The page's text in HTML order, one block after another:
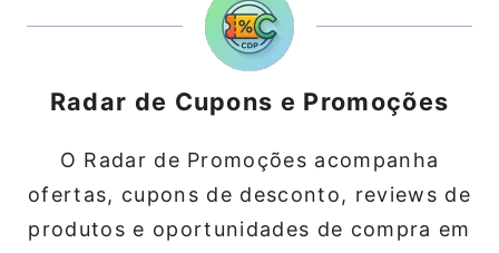
Radar de Cupons e Promoções
O Radar de Promoções acompanha
ofertas, cupons de desconto, reviews de
produtos e oportunidades de compra em